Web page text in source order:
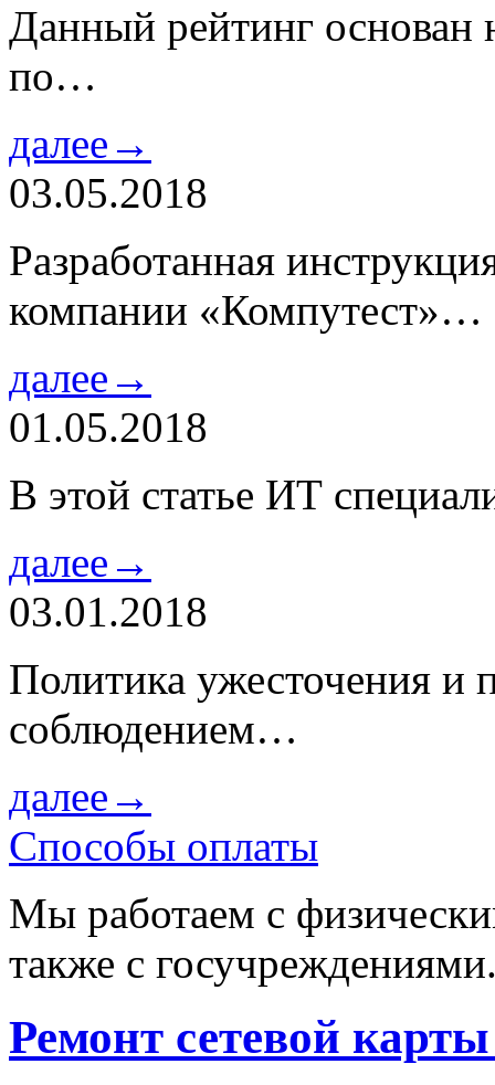
Данный рейтинг основан
по…
далее→
03.05.2018
Разработанная
компании «Компутест»…
далее→
01.05.2018
В этой статье ИТ
далее→
03.01.2018
Политика ужесточения и
соблюдением…
далее→
Способы оплаты
Мы работаем с
также с
Ремонт сетевой